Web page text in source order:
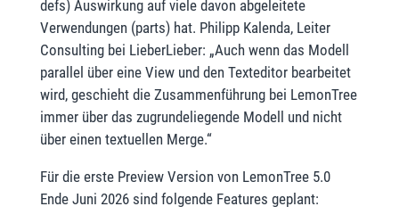
defs) Auswirkung auf viele davon abgeleitete
Verwendungen (parts) hat. Philipp Kalenda, Leiter
Consulting bei LieberLieber: „Auch wenn das Modell
parallel über eine View und den Texteditor bearbeitet
wird, geschieht die Zusammenführung bei LemonTree
immer über das zugrundeliegende Modell und nicht
über einen textuellen Merge.“
Für die erste Preview Version von LemonTree 5.0
Ende Juni 2026 sind folgende Features geplant: